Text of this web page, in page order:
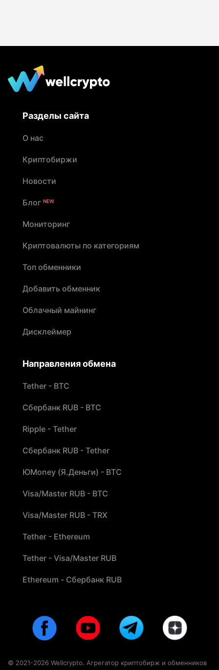
Разделы сайта
О нас
Криптобиржи
Новости
Блог NEW
Мониторинг
Криптовалюты по категориям
Топ обменники
Добавить обменник
Облачный майнинг
Дисклеймер
Направления обмена
Tether - BTC
Сбербанк RUB - BTC
Ripple - Tether
Сбербанк RUB - Tether
ЮMoney (Я.Деньги) - BTC
Visa/Master RUB - BTC
Visa/Master RUB - TRX
Tether - Ethereum
Tether - Visa/Master RUB
Ethereum - Сбербанк RUB
© 2021-2026 Wellcrypto. Агрегатор криптобирж и обменников